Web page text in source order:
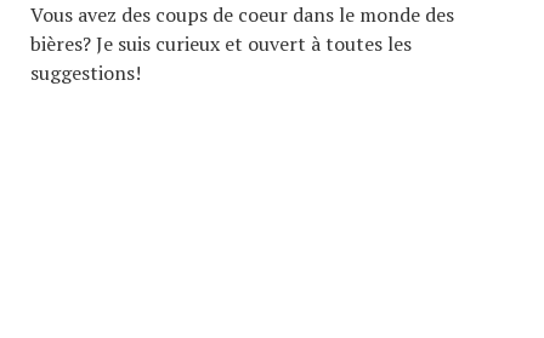
Vous avez des coups de coeur dans le monde des
bières? Je suis curieux et ouvert à toutes les
suggestions!